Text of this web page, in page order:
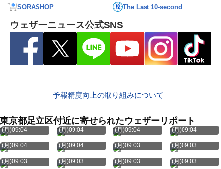
SORASHOP The Last 10-second
ウェザーニュース公式SNS
予報精度向上の取り組みについて
東京都足立区付近に寄せられたウェザーリポート
8月10日
(月)09:04
8月10日
(月)09:04
8月10日
(月)09:04
8月10日
(月)09:04
8月10日
(月)09:04
8月10日
(月)09:04
8月10日
(月)09:03
8月10日
(月)09:03
8月10日
(月)09:03
8月10日
(月)09:03
8月10日
(月)09:03
8月10日
(月)09:03